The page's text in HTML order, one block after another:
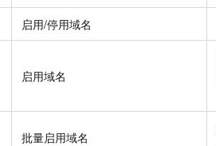
启用/停用域名
启用域名
批量启用域名